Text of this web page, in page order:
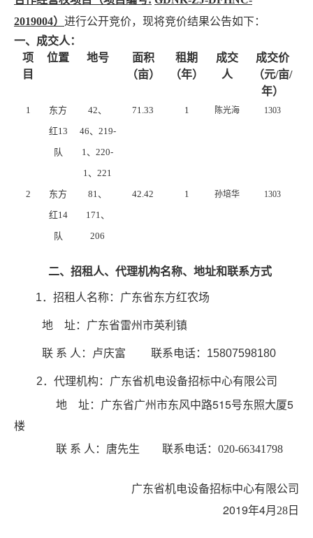
2019004） 进行公开竞价，现将竞价结果公告如下：
一、成交人：
项
目
位置 地号
面积
（亩）
租期
（年）
成交
人
成交价
（元/亩/
年）
1
东方
红13
队
42、
46、219-
1、220-
1、221
71.33 1 陈光海 1303
2
东方
红14
队
81 、
171、
206
42.42 1 孙培华 1303
二、招租人、代理机构名称、地址和联系方式
1．招租人名称：广东省东方红农场
地 址：广东省雷州市英利镇
联 系 人：卢庆富 联系电话： 15807598180
2． 代理机构：广东省机电设备招标中心有限公司
地 址： 广东省广州市东风中路515号东照大厦5
楼
联 系 人：唐先生 联系电话：020-66341798
广东省机电设备招标中心有限公司
2019年4月28日